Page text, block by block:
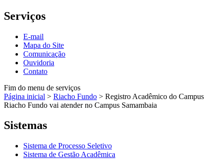
Serviços
E-mail
Mapa do Site
Comunicação
Ouvidoria
Contato
Fim do menu de serviços
Página inicial > Riacho Fundo > Registro Acadêmico do Campus
Riacho Fundo vai atender no Campus Samambaia
Sistemas
Sistema de Processo Seletivo
Sistema de Gestão Acadêmica